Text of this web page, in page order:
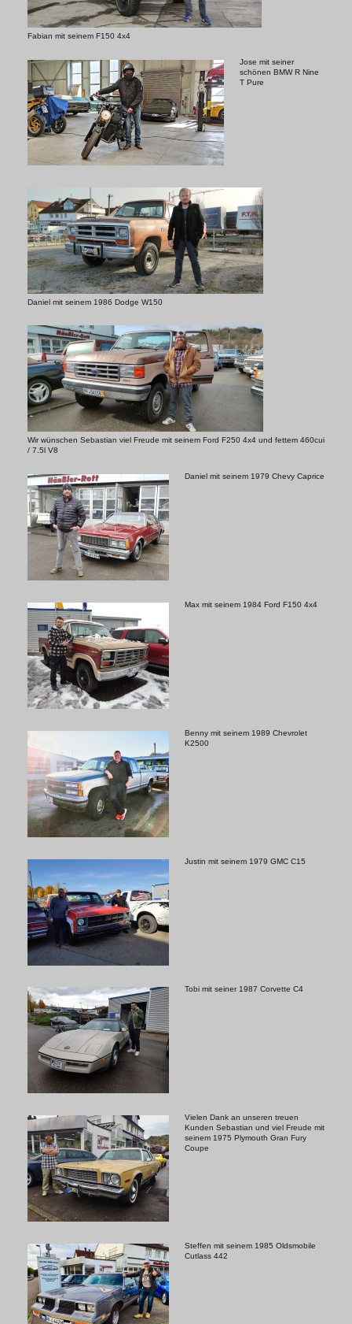
Fabian mit seinem F150 4x4
Jose mit seiner
schönen BMW R Nine
T Pure
Daniel mit seinem 1986 Dodge W150
Wir wünschen Sebastian viel Freude mit seinem Ford F250 4x4 und fettem 460cui
/ 7.5l V8
Daniel mit seinem 1979 Chevy Caprice
Max mit seinem 1984 Ford F150 4x4
Benny mit seinem 1989 Chevrolet
K2500
Justin mit seinem 1979 GMC C15
Tobi mit seiner 1987 Corvette C4
Vielen Dank an unseren treuen
Kunden Sebastian und viel Freude mit
seinem 1975 Plymouth Gran Fury
Coupe
Steffen mit seinem 1985 Oldsmobile
Cutlass 442